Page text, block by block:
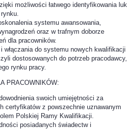
możliwości łatwego identyfikowania luk
systemu awansowania,
oraz w trafnym doborze
dla pracowników.
włączania do systemu nowych kwalifikacji
dostosowanych do potrzeb pracodawcy,
rynku pracy.
PRACOWNIKÓW:
swoich umiejętności za
certyfikatów z powszechnie uznawanym
Polskiej Ramy Kwalifikacji.
posiadanych świadectw i